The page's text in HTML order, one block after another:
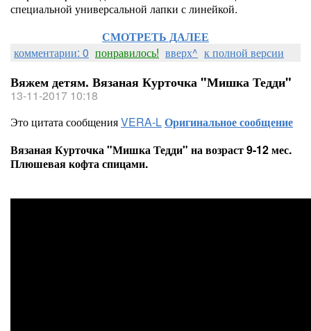
специальной универсальной лапки с линейкой.
СМОТРЕТЬ ДАЛЕЕ
комментарии: 0 понравилось! вверх^ к полной версии
Вяжем детям. Вязаная Курточка "Мишка Тедди"
13-11-2017 10:18
Это цитата сообщенияVERA-LОригинальное сообщение
Вязаная Курточка "Мишка Тедди" на возраст 9-12 мес.
Плюшевая кофта спицами.